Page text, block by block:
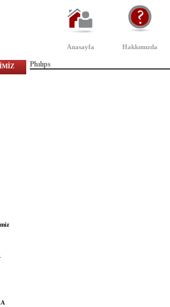
Anasayfa Hakkımızda
Phılıps